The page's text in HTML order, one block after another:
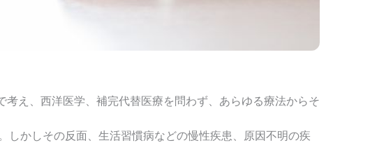
え、西洋医学、補完代替医療を問わず、あらゆる療法からそ
かしその反面、生活習慣病などの慢性疾患、原因不明の疾